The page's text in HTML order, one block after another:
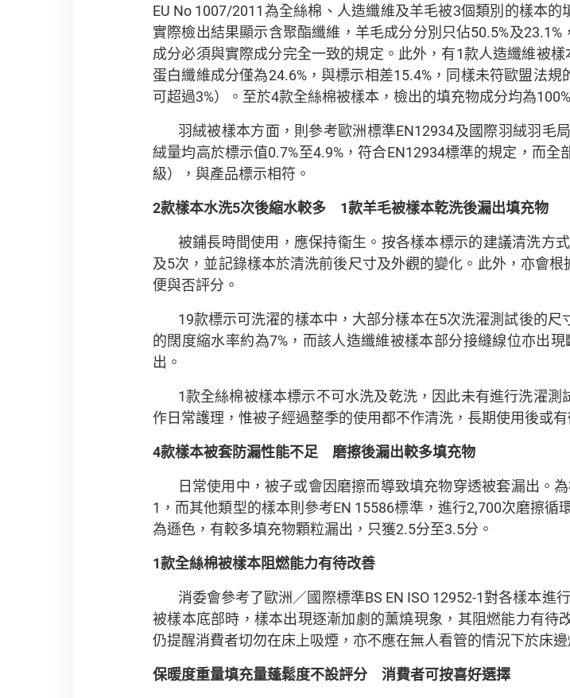
EU No 1007/2011為全絲棉、人造纖維及羊毛被3個類別的樣本
實際檢出結果顯示含聚酯纖維，羊毛成分分別只佔50.5%及
成分必須與實際成分完全一致的規定。此外，有1款人造纖維被
蛋白纖維成分僅為24.6%，與標示相差15.4%，同樣未符歐盟法
可超過3%）。至於4款全絲棉被樣本，檢出的填充物成分均為
羽絨被樣本方面，則參考歐洲標準EN12934及國際羽絨羽毛
絨量均高於標示值0.7%至4.9%，符合EN12934標準的規定，而
級），與產品標示相符。
2款樣本水洗5次後縮水較多 1款羊毛被樣本乾洗後漏出填充物
被鋪長時間使用，應保持衞生。按各樣本標示的建議清洗方
及5次，並記錄樣本於清洗前後尺寸及外觀的變化。此外，亦會
便與否評分。
19款標示可洗濯的樣本中，大部分樣本在5次洗濯測試後的
的闊度縮水率約為7%，而該人造纖維被樣本部分接縫線位亦出
出。
1款全絲棉被樣本標示不可水洗及乾洗，因此未有進行洗濯
作日常護理，惟被子經過整季的使用都不作清洗，長期使用後或
4款樣本被套防漏性能不足 磨擦後漏出較多填充物
日常使用中，被子或會因磨擦而導致填充物穿透被套漏出。
1，而其他類型的樣本則參考EN 15586標準，進行2,700次磨擦
為遜色，有較多填充物顆粒漏出，只獲2.5分至3.5分。
1款全絲棉被樣本阻燃能力有待改善
消委會參考了歐洲／國際標準BS EN ISO 12952-1對各樣本
被樣本底部時，樣本出現逐漸加劇的薰燒現象，其阻燃能力有
仍提醒消費者切勿在床上吸煙，亦不應在無人看管的情況下於床
保暖度重量填充量蓬鬆度不設評分 消費者可按喜好選擇